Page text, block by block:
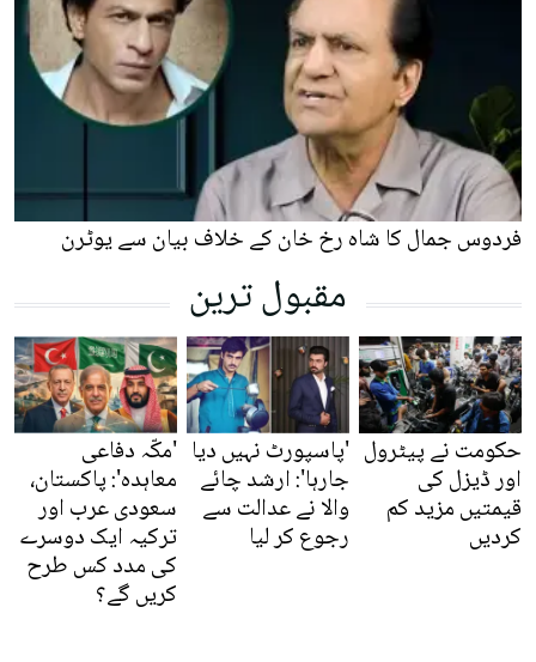
فردوس جمال کا شاہ رخ خان کے خلاف بیان سے یوٹرن
مقبول ترین
حکومت نے پیٹرول
اور ڈیزل کی
قیمتیں مزید کم
کردیں
'پاسپورٹ نہیں دیا
جارہا': ارشد چائے
والا نے عدالت سے
رجوع کر لیا
'مکّہ دفاعی
معاہدہ': پاکستان،
سعودی عرب اور
ترکیہ ایک دوسرے
کی مدد کس طرح
کریں گے؟